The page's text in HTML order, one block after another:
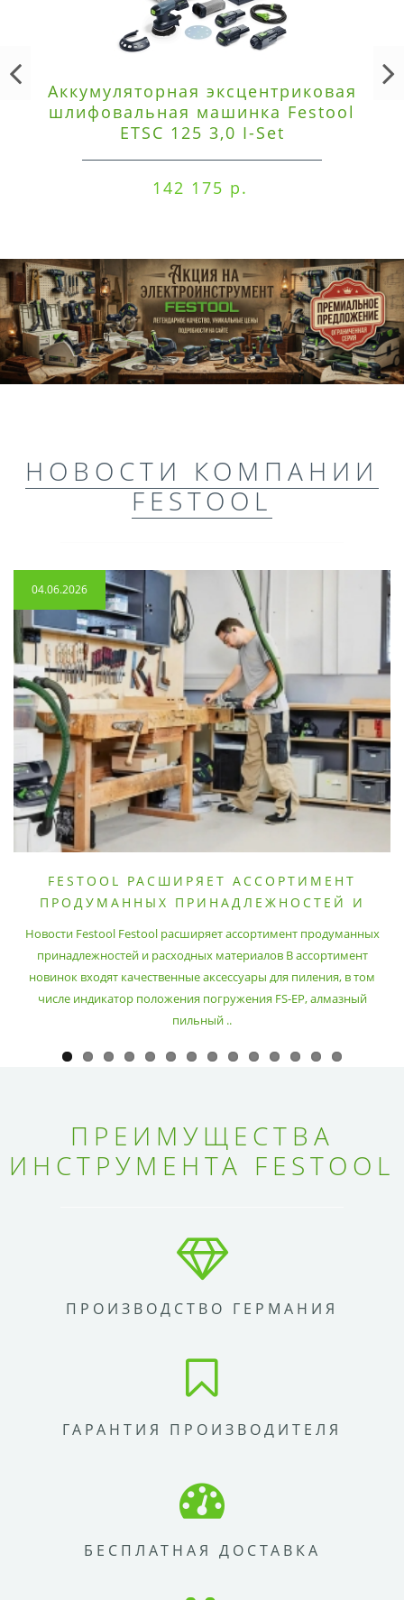
Аккумуляторная эксцентриковая
шлифовальная машинка Festool
ETSC 125 3,0 I-Set
142 175 р.
НОВОСТИ КОМПАНИИ
FESTOOL
04.06.2026
FESTOOL РАСШИРЯЕТ АССОРТИМЕНТ
ПРОДУМАННЫХ ПРИНАДЛЕЖНОСТЕЙ И
Новости Festool Festool расширяет ассортимент продуманных
принадлежностей и расходных материалов В ассортимент
новинок входят качественные аксессуары для пиления, в том
числе индикатор положения погружения FS-EP, алмазный
пильный ..
ПРЕИМУЩЕСТВА
ИНСТРУМЕНТА FESTOOL
ПРОИЗВОДСТВО ГЕРМАНИЯ
ГАРАНТИЯ ПРОИЗВОДИТЕЛЯ
БЕСПЛАТНАЯ ДОСТАВКА